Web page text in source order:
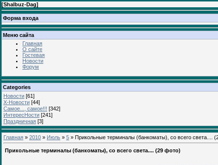
[Shalbuz-Dag]
Форма входа
Меню сайта
Главная
О сайте
Гостевая
Новости
Форум
Categories
Новости [61]
Х-Новости [44]
Самое..., самое!!! [342]
ИнтересНости [241]
Праздничная [3]
Главная » 2010 » Июль » 5 » Прикольные терминалы (банкоматы), со всего света....
Прикольные терминалы (банкоматы), со всего света.... (29 фото)